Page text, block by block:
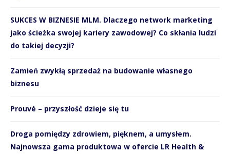
SUKCES W BIZNESIE MLM. Dlaczego network marketing
jako ścieżka swojej kariery zawodowej? Co skłania ludzi
do takiej decyzji?
Zamień zwykłą sprzedaż na budowanie własnego
biznesu
Prouvé – przyszłość dzieje się tu
Droga pomiędzy zdrowiem, pięknem, a umysłem.
Najnowsza gama produktowa w ofercie LR Health &